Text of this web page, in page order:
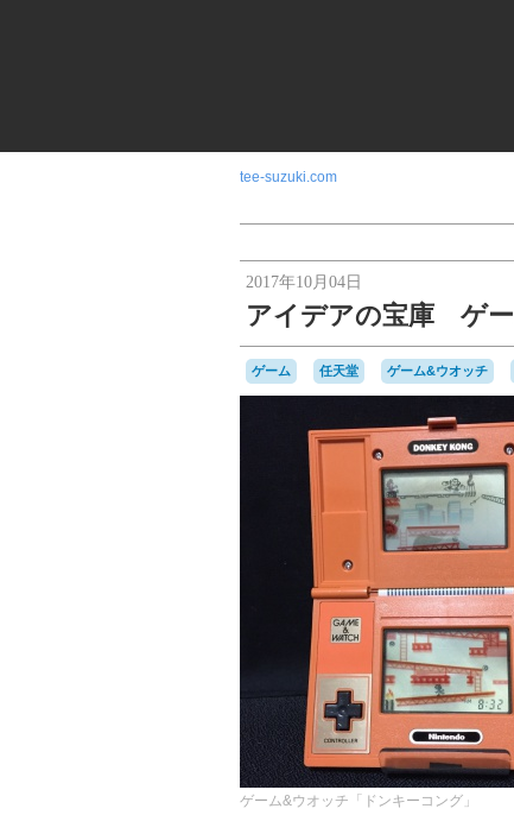
tee-suzuki.com
2017年10月04日
アイデアの宝庫 ゲ
ゲーム 任天堂 ゲーム&ウオッチ
ゲーム&ウオッチ「ドンキーコング」